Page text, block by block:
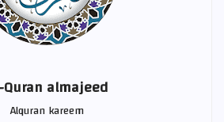
almajeed
Alquran kareem